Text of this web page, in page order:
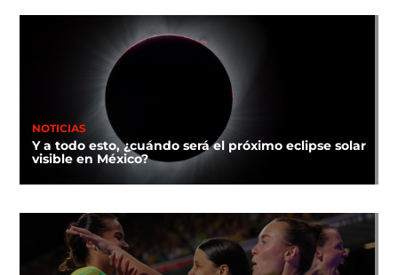
NOTICIAS
Y a todo esto, ¿cuándo será el próximo eclipse solar
visible en México?